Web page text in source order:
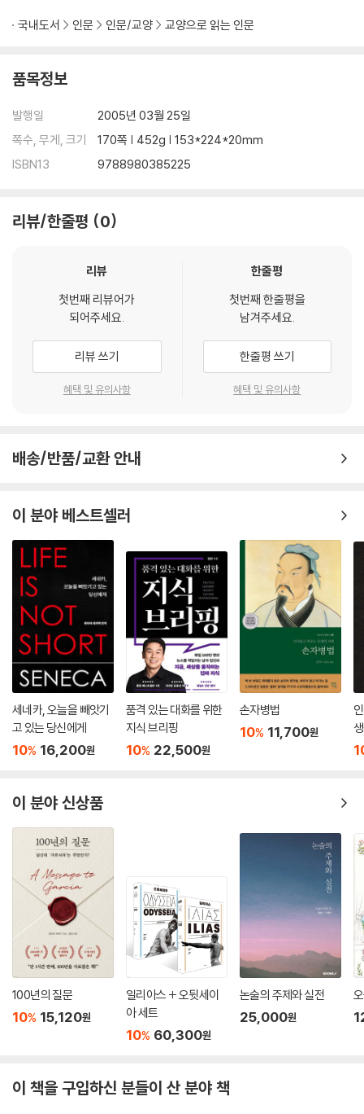
국내도서 인문 인문/교양 교양으로 읽는 인문
품목정보
발행일
2005년 03월 25일
쪽수, 무게, 크기
170쪽 | 452g | 153*224*20mm
ISBN13
9788980385225
리뷰/한줄평 0
리뷰
첫번째 리뷰어가
되어주세요.
리뷰 쓰기
혜택 및 유의사항
한줄평
첫번째 한줄평을
남겨주세요.
한줄평 쓰기
혜택 및 유의사항
배송/반품/교환 안내
이 분야 베스트셀러
세네카, 오늘을 빼앗기
고 있는 당신에게
10% 16,200원
품격 있는 대화를 위한
지식 브리핑
10% 22,500원
손자병법
10% 11,700원
이 분야 신상품
100년의 질문
10% 15,120원
일리아스 + 오뒷세이
아 세트
10% 60,300원
논술의 주제와 실전
25,000원
이 책을 구입하신 분들이 산 분야 책